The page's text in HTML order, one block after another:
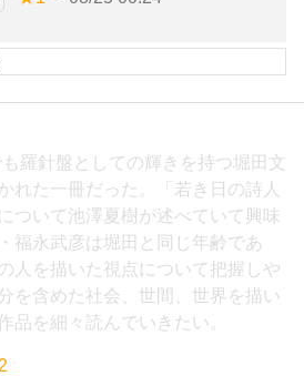
羅針盤としての輝きを持つ堀田文
れた一冊だった。「若き日の詩人
ついて池澤夏樹が述べていて興味
福永武彦は堀田と同じ年齢であ
人を描いた視点について把握しや
を含めた社会、世間、世界を描い
品を細々読んでいきたい。